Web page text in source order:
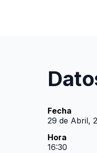
Fecha
29 de Abril,
Hora
16:30